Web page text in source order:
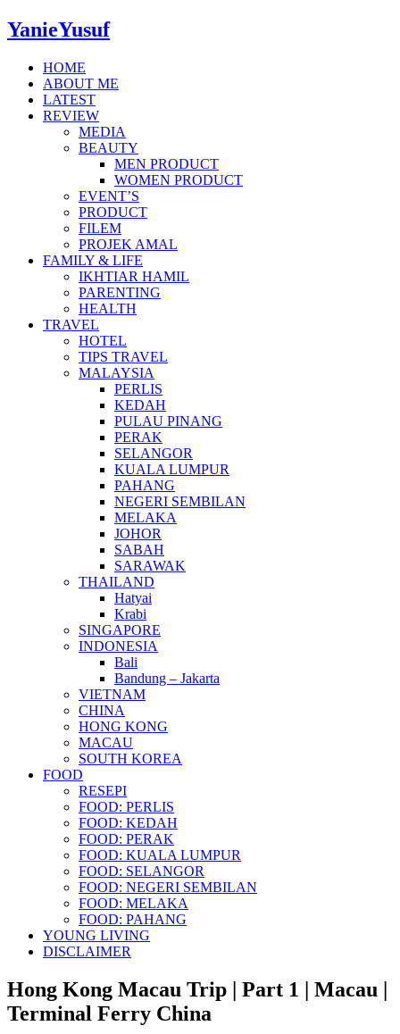
YanieYusuf
HOME
ABOUT ME
LATEST
REVIEW
MEDIA
BEAUTY
MEN PRODUCT
WOMEN PRODUCT
EVENT’S
PRODUCT
FILEM
PROJEK AMAL
FAMILY & LIFE
IKHTIAR HAMIL
PARENTING
HEALTH
TRAVEL
HOTEL
TIPS TRAVEL
MALAYSIA
PERLIS
KEDAH
PULAU PINANG
PERAK
SELANGOR
KUALA LUMPUR
PAHANG
NEGERI SEMBILAN
MELAKA
JOHOR
SABAH
SARAWAK
THAILAND
Hatyai
Krabi
SINGAPORE
INDONESIA
Bali
Bandung – Jakarta
VIETNAM
CHINA
HONG KONG
MACAU
SOUTH KOREA
FOOD
RESEPI
FOOD: PERLIS
FOOD: KEDAH
FOOD: PERAK
FOOD: KUALA LUMPUR
FOOD: SELANGOR
FOOD: NEGERI SEMBILAN
FOOD: MELAKA
FOOD: PAHANG
YOUNG LIVING
DISCLAIMER
Hong Kong Macau Trip | Part 1 | Macau |
Terminal Ferry China